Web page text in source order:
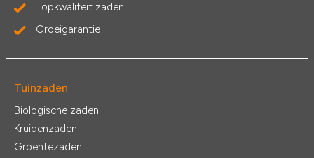
Topkwaliteit zaden
Groeigarantie
Tuinzaden
Biologische zaden
Kruidenzaden
Groentezaden